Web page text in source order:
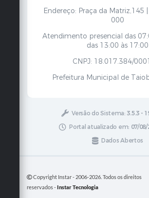
Endereço: Praça da Matriz,145
000
Atendimento presencial das
das 13:00 às 17:00
CNPJ: 18.017.384/
Prefeitura Municipal de
Versão do Sistema: 3.5.3 -
Portal atualizado em: 07/08/
Dados Abertos
Copyright Instar - 2006-2026. Todos os direitos
reservados -Instar Tecnologia